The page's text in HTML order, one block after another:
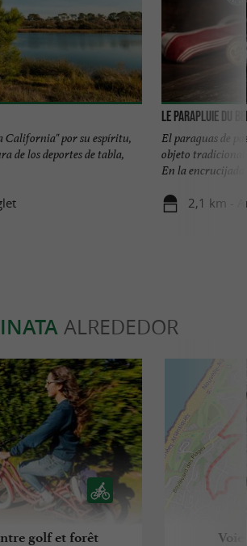
California" por su espíritu,
de los deportes de tabla,
Le Parapluie du
El paraguas de
objeto tradicional
En la encrucijada
2,1 km -
ALREDEDOR
golf et forêt